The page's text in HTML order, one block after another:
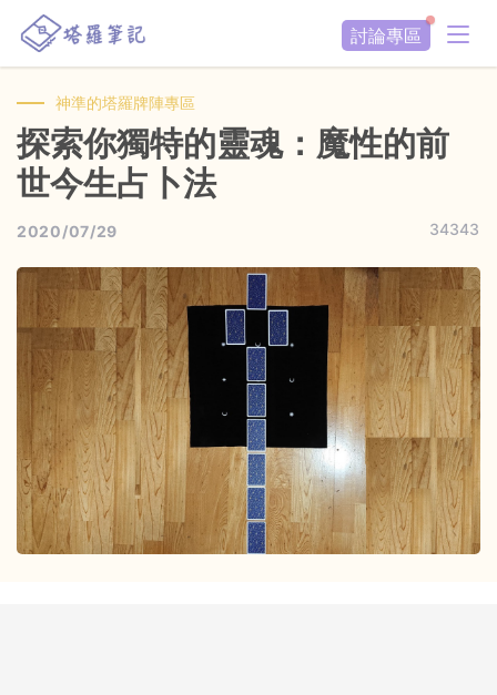
討論專區
神準的塔羅牌陣專區
探索你獨特的靈魂：魔性的前
世今生占卜法
2020/07/29 34343